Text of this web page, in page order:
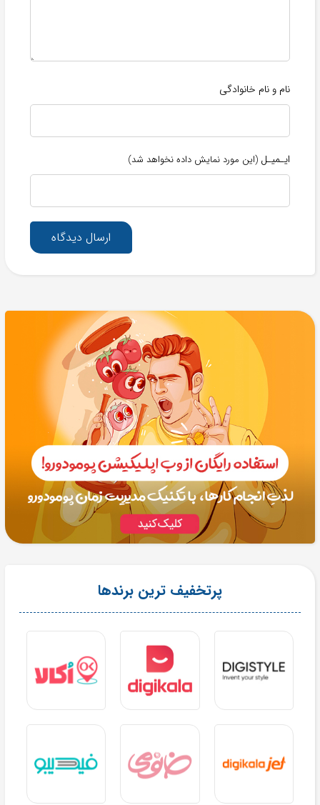
نام و نام خانوادگی
ایـمیـل (این مورد نمایش داده نخواهد شد)
ارسال دیدگاه
پرتخفیف ترین برندها